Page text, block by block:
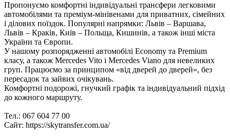
Пропонуємо комфортні індивідуальні трансфери легковими
автомобілями та преміум-мінівенами для приватних, сімейних
і ділових поїздок. Популярні напрямки: Львів – Варшава,
Львів – Краків, Київ – Польща, Кишинів, а також інші міста
України та Європи.
У нашому розпорядженні автомобілі Economy та Premium
класу, а також Mercedes Vito і Mercedes Viano для невеликих
груп. Працюємо за принципом «від дверей до дверей», без
пересадок та зайвих очікувань.
Комфортні подорожі, гнучкий графік та індивідуальний підхід
до кожного маршруту.
Тел.: 067 604 77 00
Сайт: https://skytransfer.com.ua/